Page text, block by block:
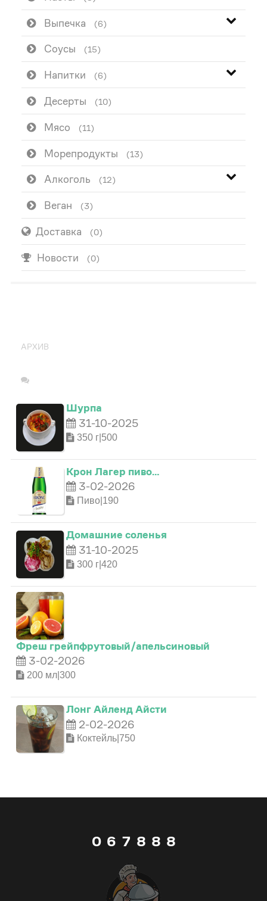
Выпечка (6)
Соусы (15)
Напитки (6)
Десерты (10)
Мясо (11)
Морепродукты (13)
Алкоголь (12)
Веган (3)
Доставка (0)
Новости (0)
АРХИВ
Шурпа
31-10-2025
350 г|500
Крон Лагер пиво…
3-02-2026
Пиво|190
Домашние соленья
31-10-2025
300 г|420
Фреш грейпфрутовый/апельсиновый
3-02-2026
200 мл|300
Лонг Айленд Айсти
2-02-2026
Коктейль|750
0
2
3
6
0
3
4
7
8
0
1
4
8
9
1
4
8
1
4
7
8